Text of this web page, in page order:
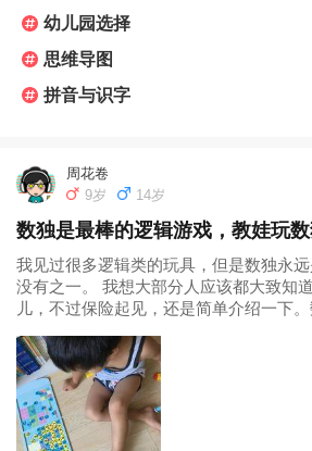
幼儿园选择
思维导图
拼音与识字
周花卷
9岁
14岁
数独是最棒的逻辑游戏，教娃玩
我见过很多逻辑类的玩具，但是数独永远
没有之一。 我想大部分人应该都大致知
儿，不过保险起见，还是简单介绍一下